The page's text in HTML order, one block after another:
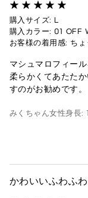
購入サイズ: L
購入カラー: 01 OFF
お客様の着用感: ち
マシュマロフィー
柔らかくてあたた
すのがお勧めです。
みくちゃん女性身長:
かわいいふわふわ